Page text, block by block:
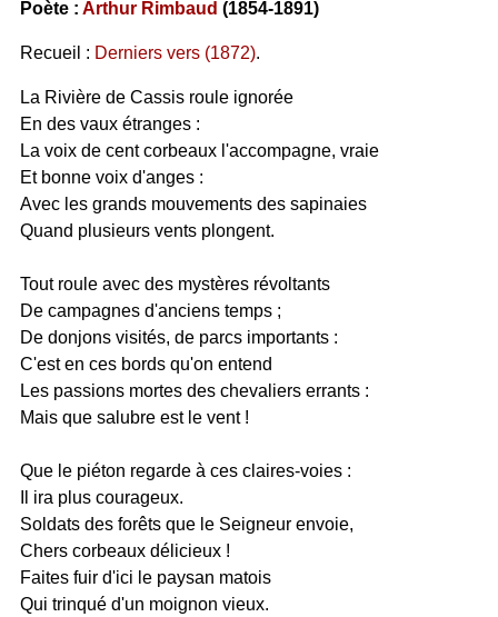
Poète : Arthur Rimbaud (1854-1891)
Recueil : Derniers vers (1872).
La Rivière de Cassis roule ignorée
En des vaux étranges :
La voix de cent corbeaux l'accompagne, vraie
Et bonne voix d'anges :
Avec les grands mouvements des sapinaies
Quand plusieurs vents plongent.
Tout roule avec des mystères révoltants
De campagnes d'anciens temps ;
De donjons visités, de parcs importants :
C'est en ces bords qu'on entend
Les passions mortes des chevaliers errants :
Mais que salubre est le vent !
Que le piéton regarde à ces claires-voies :
Il ira plus courageux.
Soldats des forêts que le Seigneur envoie,
Chers corbeaux délicieux !
Faites fuir d'ici le paysan matois
Qui trinqué d'un moignon vieux.